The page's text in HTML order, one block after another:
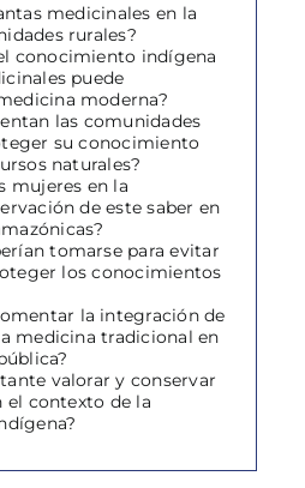
medicinales en la
rurales?
conocimiento indígena
puede
moderna?
las comunidades
su conocimiento
naturales?
mujeres en la
de este saber en
tomarse para evitar
los conocimientos
la integración de
medicina tradicional en
valorar y conservar
el contexto de la